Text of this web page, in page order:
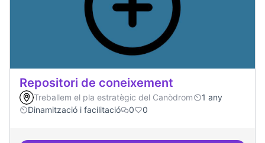
Repositori de coneixement
Treballem el pla estratègic del Canòdrom
1 any
Dinamització i facilitació
0 0